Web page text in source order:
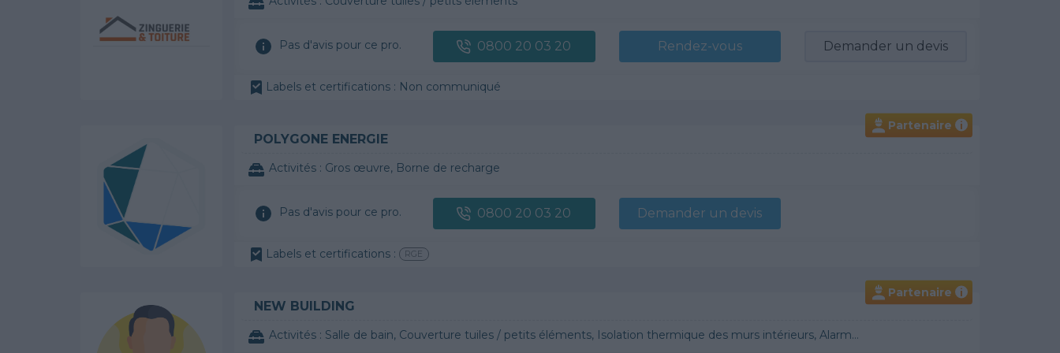
Pas d'avis pour ce pro. 0800 20 03 20 Rendez-vous Demander un devis
Labels et certifications : Non communiqué
Partenaire i
POLYGONE ENERGIE
Activités : Gros œuvre, Borne de recharge
Pas d'avis pour ce pro. 0800 20 03 20 Demander un devis
Labels et certifications : RGE
Partenaire i
NEW BUILDING
Activités : Salle de bain, Couverture tuiles / petits éléments, Isolation thermique des murs intérieurs, Alarme, Isolation des combles aménageables, Traitement de l'eau, Décrassage / Démoussage de toiture, Cheminée, Terrassement, Plancher chauffant